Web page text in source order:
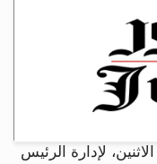
لإدارة الرئيس